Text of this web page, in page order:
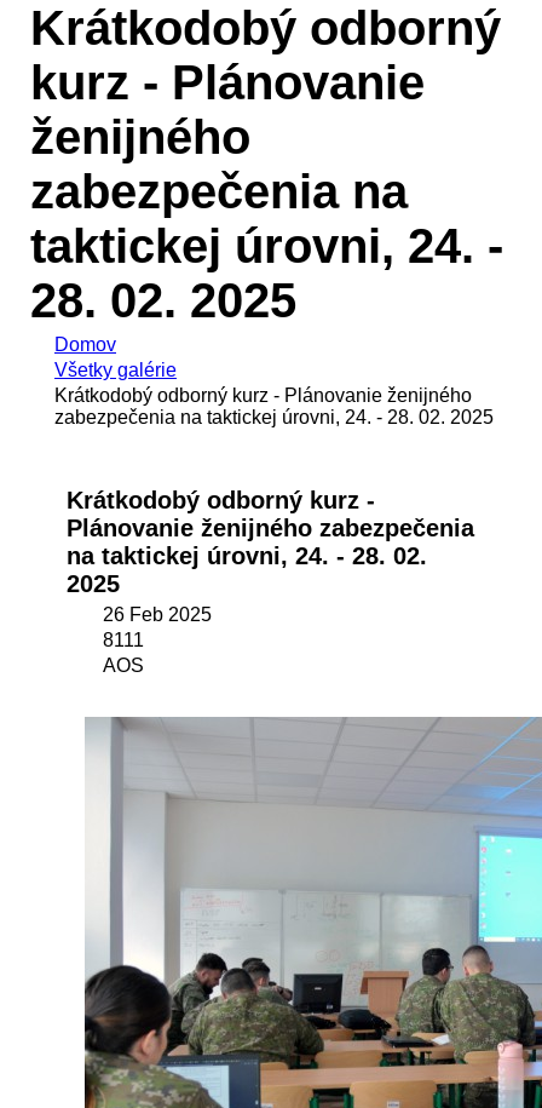
Krátkodobý odborný
kurz - Plánovanie
ženijného
zabezpečenia na
taktickej úrovni, 24. -
28. 02. 2025
Domov
Všetky galérie
Krátkodobý odborný kurz - Plánovanie ženijného
zabezpečenia na taktickej úrovni, 24. - 28. 02. 2025
Krátkodobý odborný kurz -
Plánovanie ženijného zabezpečenia
na taktickej úrovni, 24. - 28. 02.
2025
26 Feb 2025
8111
AOS